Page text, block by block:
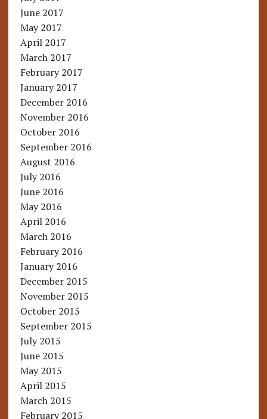
June 2017
May 2017
April 2017
March 2017
February 2017
January 2017
December 2016
November 2016
October 2016
September 2016
August 2016
July 2016
June 2016
May 2016
April 2016
March 2016
February 2016
January 2016
December 2015
November 2015
October 2015
September 2015
July 2015
June 2015
May 2015
April 2015
March 2015
February 2015